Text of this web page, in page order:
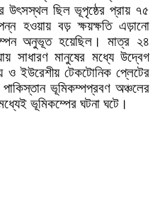
ছিল ভূপৃষ্ঠের প্রায় ৭৫
হওয়ায় বড় ক্ষয়ক্ষতি এড়ানো
অনুভূত হয়েছিল। মাত্র ২৪
সাধারণ মানুষের মধ্যে উদ্বেগ
ও ইউরেশীয় টেকটোনিক প্লেটের
ভূমিকম্পপ্রবণ অঞ্চলের
ভূমিকম্পের ঘটনা ঘটে।